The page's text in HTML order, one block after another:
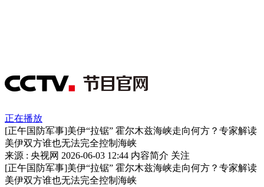
正在播放
[正午国防军事]美伊“拉锯” 霍尔木兹海峡走向何方？专家解读
美伊双方谁也无法完全控制海峡
来源 : 央视网 2026-06-03 12:44 内容简介 关注
[正午国防军事]美伊“拉锯” 霍尔木兹海峡走向何方？专家解读
美伊双方谁也无法完全控制海峡